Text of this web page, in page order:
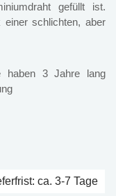
gefüllt ist.
schlichten, aber
haben 3 Jahre lang
ca. 3-7 Tage